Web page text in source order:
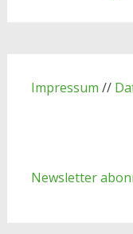
Impressum //
Newsletter